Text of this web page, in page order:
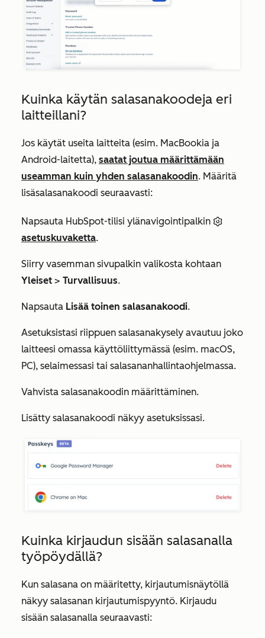
Kuinka käytän salasanakoodeja eri
laitteillani?
Jos käytät useita laitteita (esim. MacBookia ja
Android-laitetta), saatat joutua määrittämään
useamman kuin yhden salasanakoodin. Määritä
lisäsalasanakoodi seuraavasti:
Napsauta HubSpot-tilisi ylänavigointipalkin
asetuskuvaketta.
Siirry vasemman sivupalkin valikosta kohtaan
Yleiset > Turvallisuus.
Napsauta Lisää toinen salasanakoodi.
Asetuksistasi riippuen salasanakysely avautuu joko
laitteesi omassa käyttöliittymässä (esim. macOS,
PC), selaimessasi tai salasananhallintaohjelmassa.
Vahvista salasanakoodin määrittäminen.
Lisätty salasanakoodi näkyy asetuksissasi.
Kuinka kirjaudun sisään salasanalla
työpöydällä?
Kun salasana on määritetty, kirjautumisnäytöllä
näkyy salasanan kirjautumispyyntö. Kirjaudu
sisään salasanalla seuraavasti: